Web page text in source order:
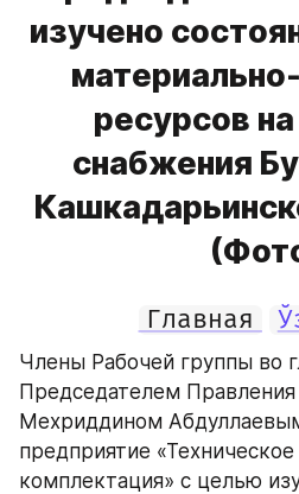
изучено
ресурсов
снабжения
Главная
Члены Рабочей группы во
Председателем Правления
Мехриддином
предприятие
комплектация» с целью